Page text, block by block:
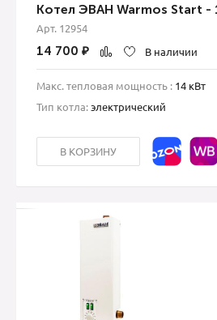
Котел ЭВАН Warmos Start -
Арт. 12954
14 700 ₽ В наличии
Макс. тепловая мощность : 14 кВт
Тип котла:электрический
В КОРЗИНУ